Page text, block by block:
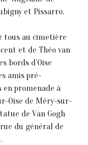
et Pissarro.
tous au cimetière
et de Théo van
bords d’Oise
amis pré-
promenade à
Oise de Méry-sur-
de Van Gogh
du général de